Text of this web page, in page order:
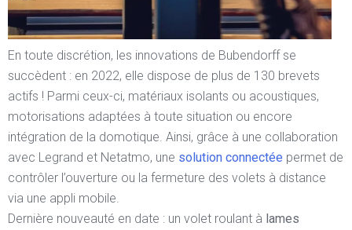
En toute discrétion, les innovations de Bubendorff se
succèdent : en 2022, elle dispose de plus de 130 brevets
actifs ! Parmi ceux-ci, matériaux isolants ou acoustiques,
motorisations adaptées à toute situation ou encore
intégration de la domotique. Ainsi, grâce à une collaboration
avec Legrand et Netatmo, une solution connectée permet de
contrôler l’ouverture ou la fermeture des volets à distance
via une appli mobile.
Dernière nouveauté en date : un volet roulant à lames